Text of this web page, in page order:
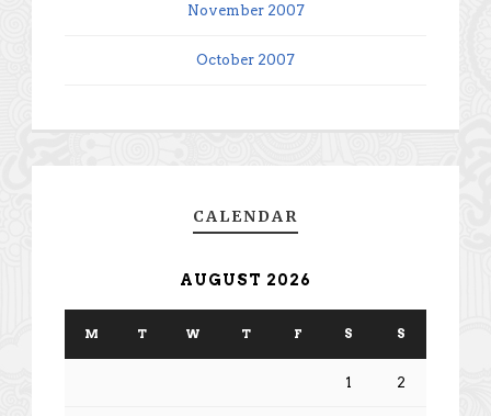
November 2007
October 2007
CALENDAR
AUGUST 2026
M T W T F S S
1 2